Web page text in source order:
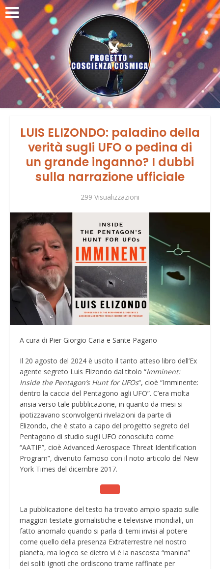
LUIS ELIZONDO: paladino della
verità sugli UFO o pedina di
un grande inganno? I dubbi
sulla narrazione ufficiale
299 Visualizzazioni
A cura di Pier Giorgio Caria e Sante Pagano
Il 20 agosto del 2024 è uscito il tanto atteso libro dell’Ex
agente segreto Luis Elizondo dal titolo “Imminent:
Inside the Pentagon’s Hunt for UFOs“, cioè “Imminente:
dentro la caccia del Pentagono agli UFO”. C’era molta
ansia verso tale pubblicazione, in quanto da mesi si
ipotizzavano sconvolgenti rivelazioni da parte di
Elizondo, che è stato a capo del progetto segreto del
Pentagono di studio sugli UFO conosciuto come
“AATIP”, cioè Advanced Aerospace Threat Identification
Program”, divenuto famoso con il noto articolo del New
York Times del dicembre 2017.
La pubblicazione del testo ha trovato ampio spazio sulle
maggiori testate giornalistiche e televisive mondiali, un
fatto anomalo quando si parla di temi invisi al potere
come quello della presenza Extraterrestre nel nostro
pianeta, ma logico se dietro vi è la nascosta “manina”
dei soliti ignoti che ordiscono trame raffinate per